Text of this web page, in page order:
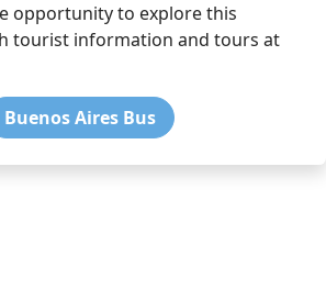
opportunity to explore this
tourist information and tours at
Buenos Aires Bus